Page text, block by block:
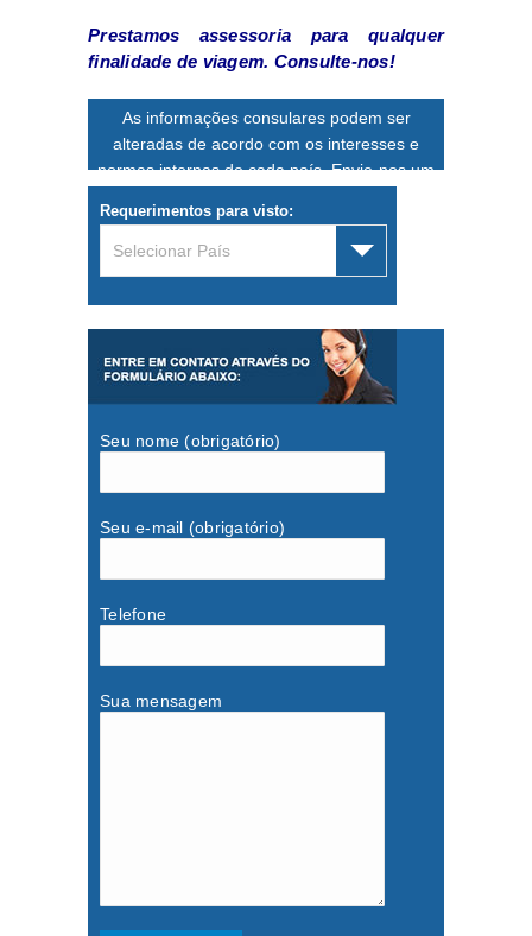
Prestamos assessoria para qualquer
finalidade de viagem. Consulte-nos!
As informações consulares podem ser
alteradas de acordo com os interesses e
normas internas de cada país. Envie-nos um
Requerimentos para visto:
Selecionar País
Seu nome (obrigatório)
Seu e-mail (obrigatório)
Telefone
Sua mensagem